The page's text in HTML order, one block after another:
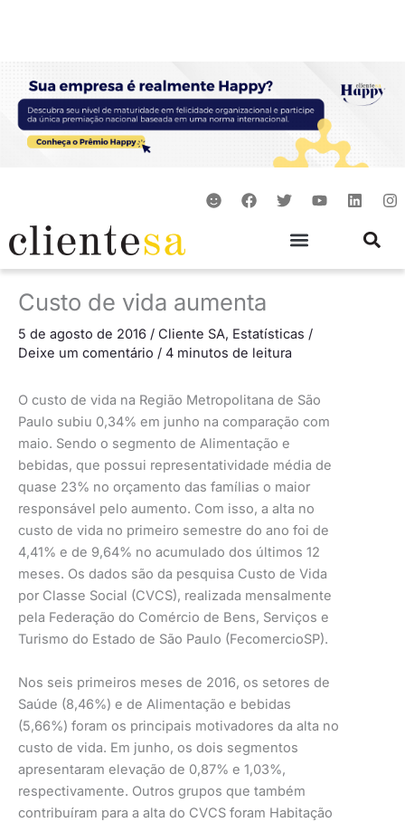
S
m
F
a
o
k
T
w
e
Y
o
b
L
i
d
I
n
g
Custo de vida aumenta
5 de agosto de 2016 / Cliente SA, Estatísticas /
Deixe um comentário / 4 minutos de leitura
O custo de vida na Região Metropolitana de São
Paulo subiu 0,34% em junho na comparação com
maio. Sendo o segmento de Alimentação e
bebidas, que possui representatividade média de
quase 23% no orçamento das famílias o maior
responsável pelo aumento. Com isso, a alta no
custo de vida no primeiro semestre do ano foi de
4,41% e de 9,64% no acumulado dos últimos 12
meses. Os dados são da pesquisa Custo de Vida
por Classe Social (CVCS), realizada mensalmente
pela Federação do Comércio de Bens, Serviços e
Turismo do Estado de São Paulo (FecomercioSP).
Nos seis primeiros meses de 2016, os setores de
Saúde (8,46%) e de Alimentação e bebidas
(5,66%) foram os principais motivadores da alta no
custo de vida. Em junho, os dois segmentos
apresentaram elevação de 0,87% e 1,03%,
respectivamente. Outros grupos que também
contribuíram para a alta do CVCS foram Habitação